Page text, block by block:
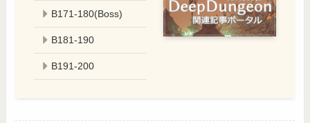
B171-180(Boss)
B181-190
B191-200